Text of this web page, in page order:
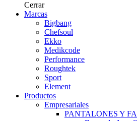
Cerrar
Marcas
Bigbang
Chefsoul
Ekko
Medikcode
Performance
Roughtek
Sport
Element
Productos
Empresariales
PANTALONES Y